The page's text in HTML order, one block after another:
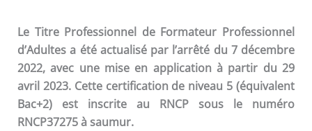
Le Titre Professionnel de Formateur Professionnel
d’Adultes a été actualisé par l’arrêté du 7 décembre
2022, avec une mise en application à partir du 29
avril 2023. Cette certification de niveau 5 (équivalent
Bac+2) est inscrite au RNCP sous le numéro
RNCP37275 à saumur.